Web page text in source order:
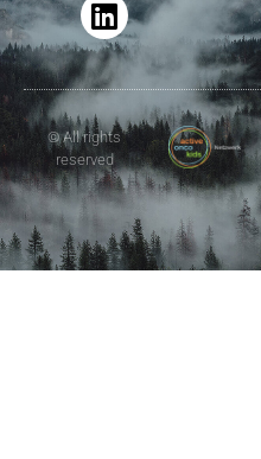
© All rights
reserved